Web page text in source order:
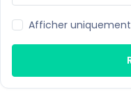
Afficher